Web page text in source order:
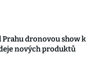
Prahu dronovou show k
nových produktů